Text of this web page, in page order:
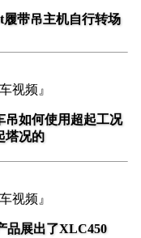
履带吊主机自行转场
视频』
吊如何使用超起工况
塔况的
视频』
品展出了XLC450